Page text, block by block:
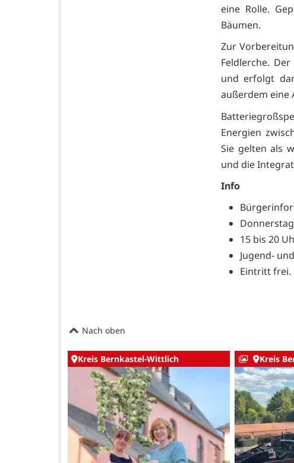
eine Rolle.
Bäumen.
Zur
Feldlerche.
und erfolgt
außerdem eine
Energien
Sie gelten als
und die
Info
15 bis 20
Jugend-
Eintritt frei.
Nach oben
Kreis Bernkastel-Wittlich Kreis